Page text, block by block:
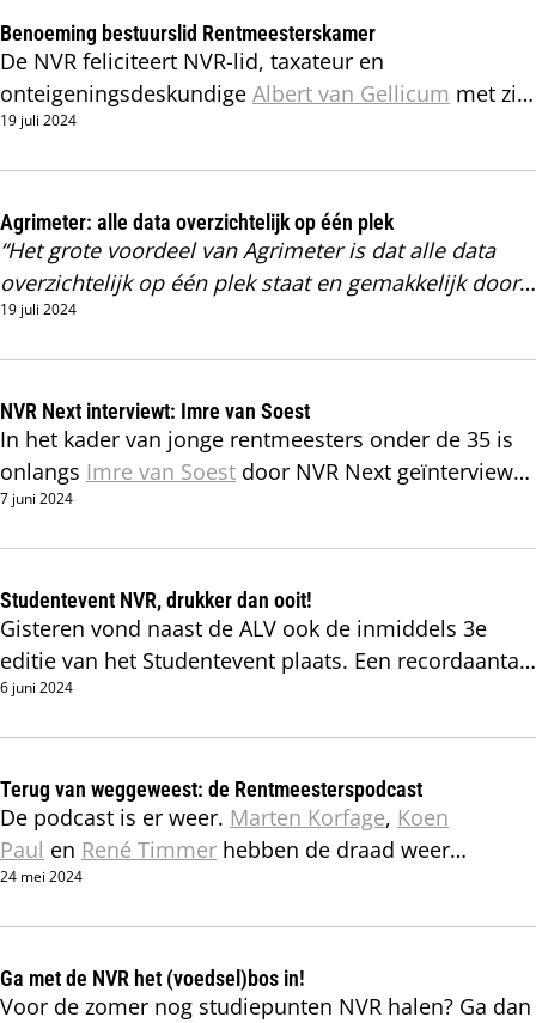
Benoeming bestuurslid Rentmeesterskamer
De NVR feliciteert NVR-lid, taxateur en
onteigeningsdeskundige Albert van Gellicum met zijn
benoeming tot bestuurslid van de stichting
19 juli 2024
Agrimeter: alle data overzichtelijk op één plek
“Het grote voordeel van Agrimeter is dat alle data
overzichtelijk op één plek staat en gemakkelijk door
een gebruiker verrijkt kan worden. Verder is de
19 juli 2024
NVR Next interviewt: Imre van Soest
In het kader van jonge rentmeesters onder de 35 is
onlangs Imre van Soest door NVR Next geïnterviewd.
Wat drijft deze young professional en waar loopt hij
7 juni 2024
Studentevent NVR, drukker dan ooit!
Gisteren vond naast de ALV ook de inmiddels 3e
editie van het Studentevent plaats. Een recordaantal
van 55 studenten en zij-instromers heeft
6 juni 2024
Terug van weggeweest: de Rentmeesterspodcast
De podcast is er weer. Marten Korfage, Koen
Paul en René Timmer hebben de draad weer
opgepakt en een nieuwe aflevering staat inmiddels
24 mei 2024
Ga met de NVR het (voedsel)bos in!
Voor de zomer nog studiepunten NVR halen? Ga dan